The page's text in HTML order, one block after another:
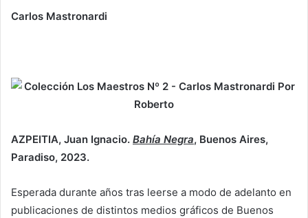
Carlos Mastronardi
AZPEITIA, Juan Ignacio. Bahía Negra, Buenos Aires,
Paradiso, 2023.
Esperada durante años tras leerse a modo de adelanto en
publicaciones de distintos medios gráficos de Buenos